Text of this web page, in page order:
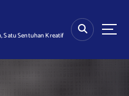
Satu Sentuhan Kreatif